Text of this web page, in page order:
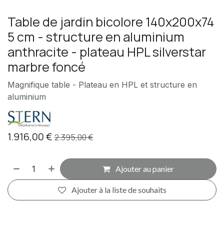
Table de jardin bicolore 140x200x74
5 cm - structure en aluminium
anthracite - plateau HPL silverstar
marbre foncé
Magnifique table - Plateau en HPL et structure en
aluminium
1.916,00€ 2.395,00€
Ajouter au panier
Ajouter à la liste de souhaits